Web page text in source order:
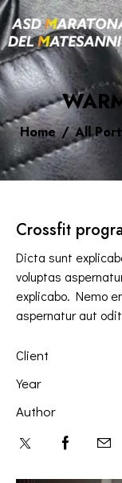
Home All
Crossfit
Dicta sunt
voluptas
explicabo. Nemo
aspernatur aut
Client
Year
Author